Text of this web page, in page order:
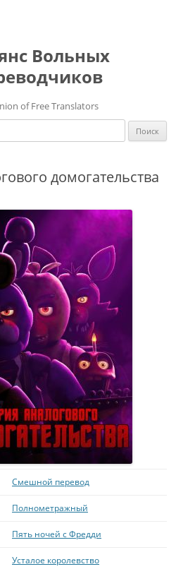
Вольных
of Free Translators
домогательства
Смешной перевод
Полнометражный
Пять ночей с Фредди
Усталое королевство